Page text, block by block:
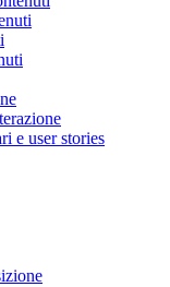
e user stories